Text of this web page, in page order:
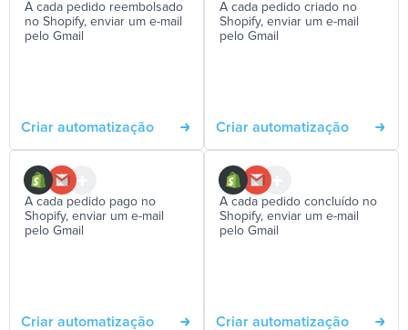
A cada pedido reembolsado
no Shopify, enviar um e-mail
pelo Gmail
Criar automatização
A cada pedido criado no
Shopify, enviar um e-mail
pelo Gmail
Criar automatização
A cada pedido pago no
Shopify, enviar um e-mail
pelo Gmail
Criar automatização
A cada pedido concluído no
Shopify, enviar um e-mail
pelo Gmail
Criar automatização